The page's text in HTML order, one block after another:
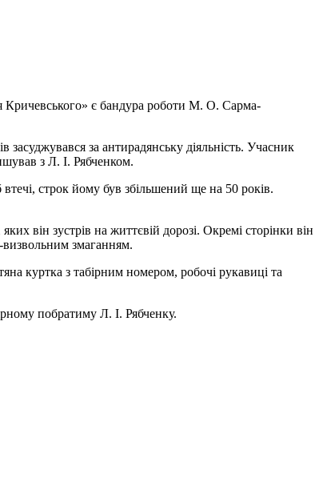
Кричевського» є бандура роботи М. О. Сарма-
за антирадянську діяльність. Учасник
з Л. І. Рябченком.
строк йому був збільшений ще на 50 років.
він зустрів на життєвій дорозі. Окремі сторінки він
змаганням.
куртка з табірним номером, робочі рукавиці та
побратиму Л. І. Рябченку.